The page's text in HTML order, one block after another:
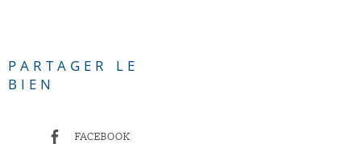
PARTAGER LE
BIEN
FACEBOOK